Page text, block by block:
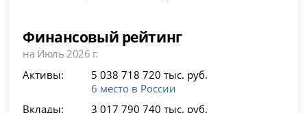
Финансовый рейтинг
на Июль 2026 г.
Активы:
5 038 718 720 тыс. руб.
6 место в России
Вклады:
3 017 790 740 тыс. руб.